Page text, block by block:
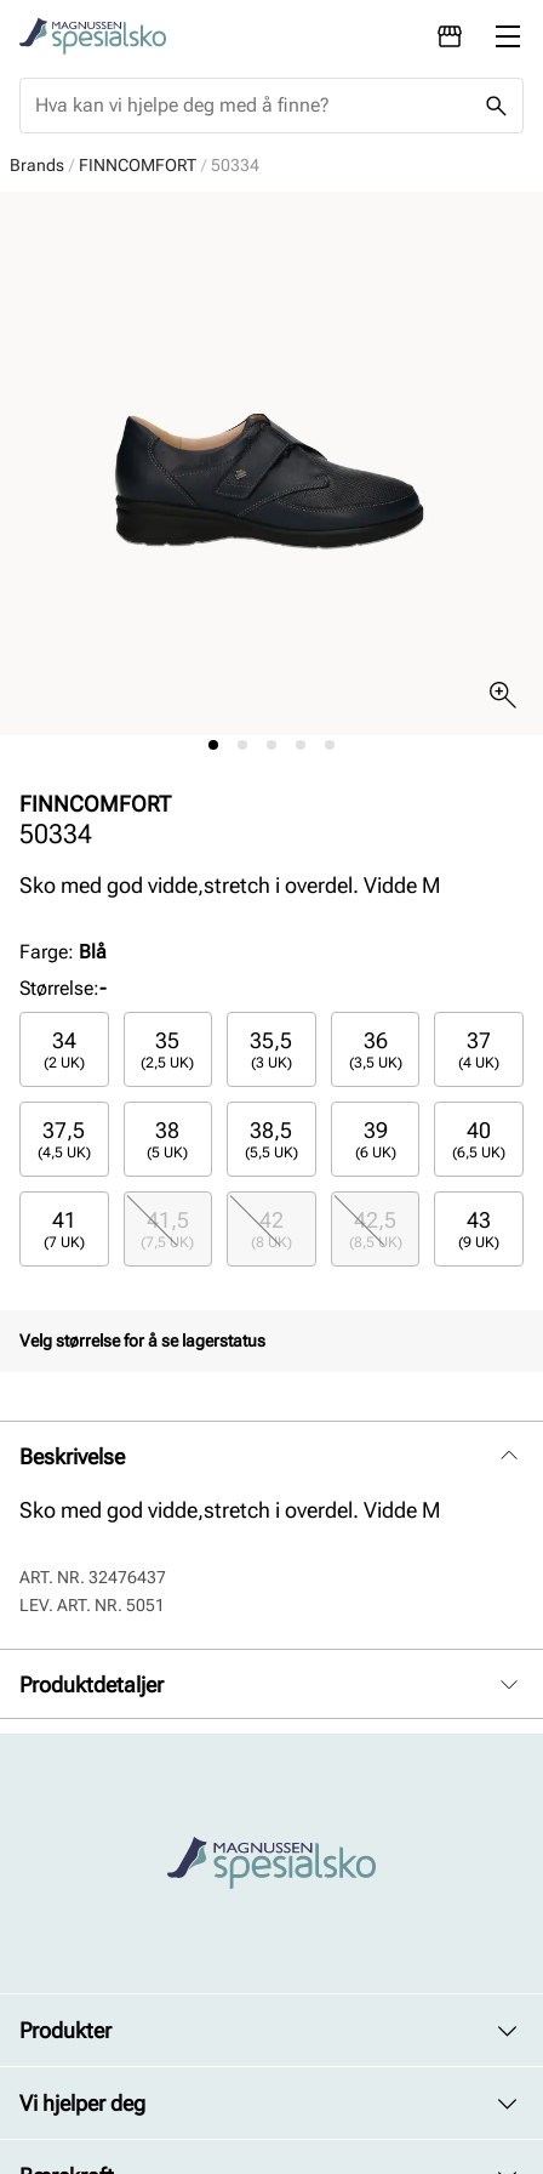
Brands FINNCOMFORT 50334
FINNCOMFORT
50334
Sko med god vidde,stretch i overdel. Vidde M
Farge: Blå
Størrelse:-
34
(2 UK)
35
(2,5 UK)
35,5
(3 UK)
36
(3,5 UK)
37
(4 UK)
37,5
(4,5 UK)
38
(5 UK)
38,5
(5,5 UK)
39
(6 UK)
40
(6,5 UK)
41
(7 UK)
41,5
(7,5 UK)
42
(8 UK)
42,5
(8,5 UK)
43
(9 UK)
Velg størrelse for å se lagerstatus
Beskrivelse
Sko med god vidde,stretch i overdel. Vidde M
ART. NR. 32476437
LEV. ART. NR. 5051
Produktdetaljer
Overdel:Skinn
Produkter
Dame
Herre
Vi hjelper deg
Avdelinger